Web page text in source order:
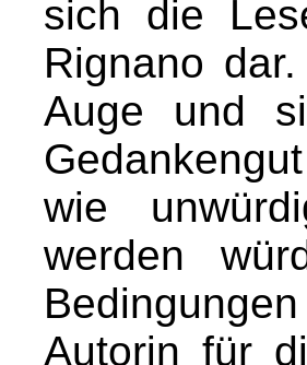
sich die
Rignano
Auge und
wie
werden
Autorin für